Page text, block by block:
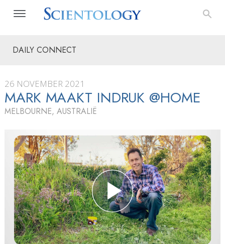
DAILY CONNECT
26 NOVEMBER 2021
MARK MAAKT INDRUK @HOME
MELBOURNE, AUSTRALIË